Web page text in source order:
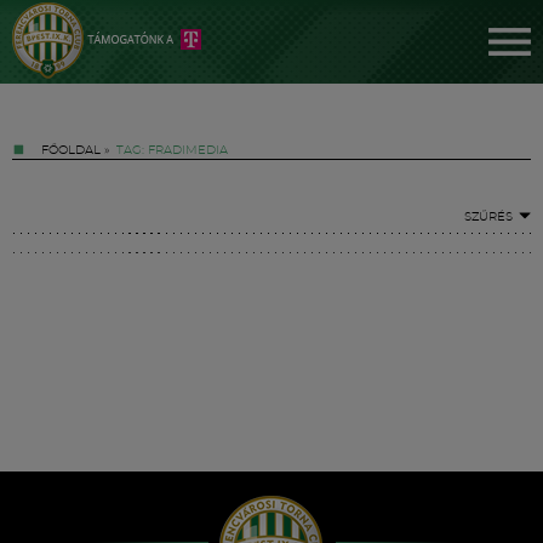
FŐOLDAL » TAG: FRADIMEDIA
SZŰRÉS
Hírek